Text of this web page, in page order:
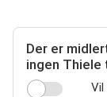
Der er
ingen Thiele
Vil